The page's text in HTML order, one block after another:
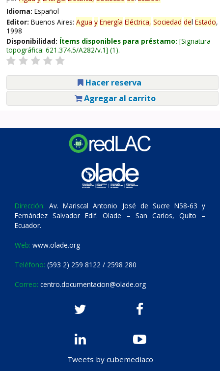
Idioma: Español
Editor: Buenos Aires: Agua y Energía Eléctrica, Sociedad del Estado,
1998
Disponibilidad: Ítems disponibles para préstamo: Signatura
topográfica: 621.374.5/A282/v.1 (1).
Hacer reserva
Agregar al carrito
Dirección: Av. Mariscal Antonio José de Sucre N58-63 y
Fernández Salvador Edif. Olade – San Carlos, Quito –
Ecuador.
Web: www.olade.org
Teléfono: (593 2) 259 8122 / 2598 280
Correo: centro.documentacion@olade.org
Tweets by cubemediaco